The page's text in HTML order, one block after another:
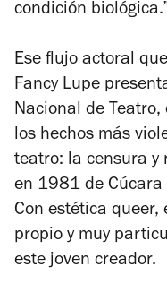
condición biológica.”
Ese flujo actoral
Fancy Lupe
Nacional de
los hechos más
teatro: la censura y
en 1981 de Cúcara
Con estética queer,
propio y muy
este joven creador.